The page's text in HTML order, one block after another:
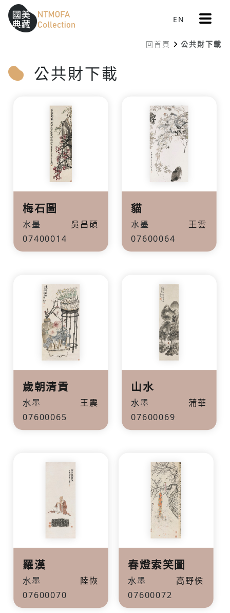
跳到中間主要內容區
網站導覽
::: EN 更
多
單
回首頁 公共財下載
公共財下載
梅石圖
水墨
吳昌碩
07400014
貓
水墨
王雲
07600064
歲朝清貢
水墨 王震
07600065
山水
水墨 蒲華
07600069
羅漢
水墨
陸恢
07600070
春燈索笑圖
水墨
高野侯
07600072